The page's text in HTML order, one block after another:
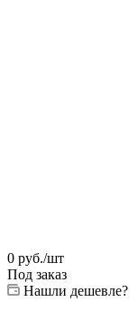
0 руб./шт
Под заказ
Нашли дешевле?